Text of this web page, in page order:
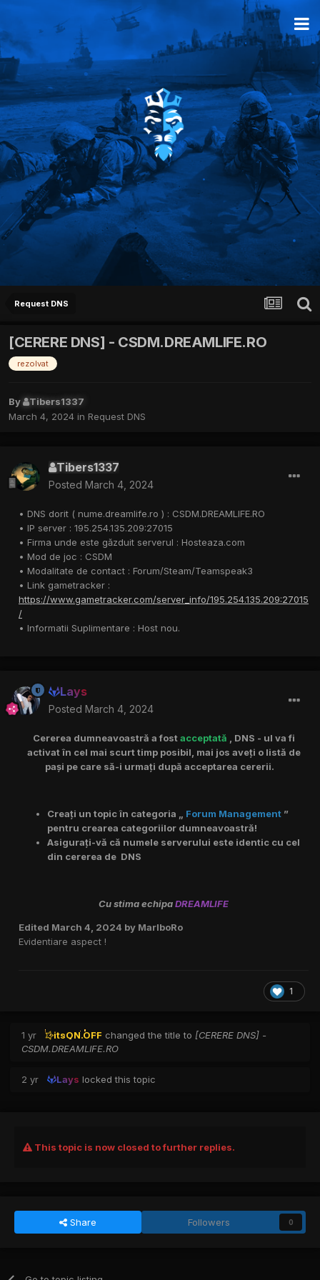
Request DNS
[CERERE DNS] - CSDM.DREAMLIFE.RO
rezolvat
By
Tibers1337
March 4, 2024 in Request DNS
Tibers1337
Posted March 4, 2024
• DNS dorit ( nume.dreamlife.ro ) : CSDM.DREAMLIFE.RO
• IP server : 195.254.135.209:27015
• Firma unde este găzduit serverul : Hosteaza.com
• Mod de joc : CSDM
• Modalitate de contact : Forum/Steam/Teamspeak3
• Link gametracker :
https://www.gametracker.com/server_info/195.254.135.209:27015
/
• Informatii Suplimentare : Host nou.
Lays
Posted March 4, 2024
Cererea dumneavoastră a fostacceptată , DNS - ul va fi
activat în cel mai scurt timp posibil, mai jos aveți o listă de
pași pe care să-i urmați după acceptarea cererii.
Creați un topic în categoria „ Forum Management ”
pentru crearea categoriilor dumneavoastră!
Asigurați-vă că numele serverului este identic cu cel
din cererea de DNS
Cu stima echipaDREAMLIFE
Edited March 4, 2024 by MarlboRo
Evidentiare aspect !
1
1 yr itsON.OFF changed the title to [CERERE DNS] -
CSDM.DREAMLIFE.RO
2 yr Lays locked this topic
This topic is now closed to further replies.
Share Followers 0